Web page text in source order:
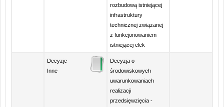
rozbudową istniejącej
infrastruktury
technicznej związanej
z funkcjonowaniem
istniejącej elek
Decyzje
Inne
Decyzja o
środowiskowych
uwarunkowaniach
realizacji
przedsięwzięcia -